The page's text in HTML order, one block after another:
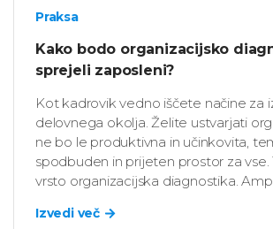
Praksa
Kako bodo organizacijsko
sprejeli zaposleni?
Kot kadrovik vedno iščete načine za
delovnega okolja. Želite ustvarjati
ne bo le produktivna in učinkovita,
spodbuden in prijeten prostor za vse.
vrsto organizacijska diagnostika.
Izvedi več